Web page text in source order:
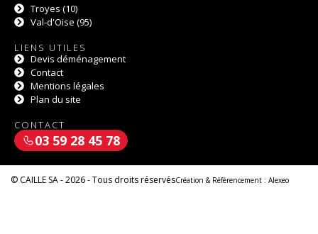
Troyes (10)
Val-d'Oise (95)
LIENS UTILES
Devis déménagement
Contact
Mentions légales
Plan du site
CONTACT
03 59 28 45 78
© CAILLE SA - 2026 - Tous droits réservésCréation & Référencement : Alexeo